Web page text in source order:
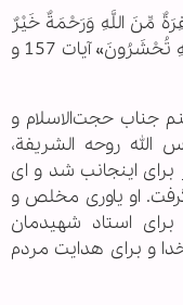
مِّنَ اللَّهِ وَرَحْمَةٌ خَيْرٌ
مِّمَّا يَجْمَعُونَ. وَلَئِن مُّتُّمْ أَوْ قُتِلْتُمْ لَإِلَى اللَّهِ تُحْشَرُونَ» آیات 157 و
جناب حجت‌الاسلام و
‌روحه‌ الشریفة،
برای اینجانب شد و ای
او یاوری مخلص و
استاد شهیدمان
و برای هدایت مردم